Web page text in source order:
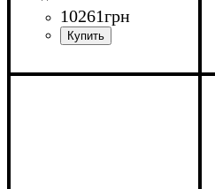
10261грн
Ширина: 272 см